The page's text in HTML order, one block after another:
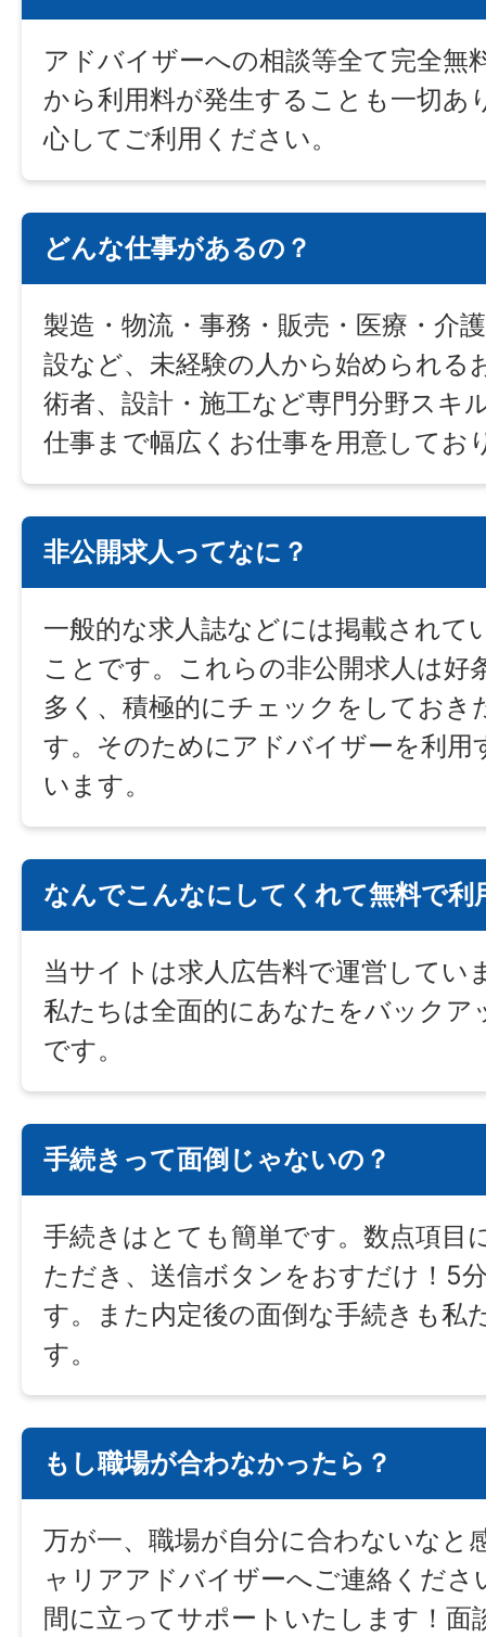
アドバイザーへの相談等全て完全無
から利用料が発生することも一切あ
心してご利用ください。
どんな仕事があるの？
製造・物流・事務・販売・医療・介
設など、未経験の人から始められる
術者、設計・施工など専門分野スキ
仕事まで幅広くお仕事を用意してお
非公開求人ってなに？
一般的な求人誌などには掲載されて
ことです。これらの非公開求人は好
多く、積極的にチェックをしておき
す。そのためにアドバイザーを利用
います。
なんでこんなにしてくれて無料で利
当サイトは求人広告料で運営してい
私たちは全面的にあなたをバックア
です。
手続きって面倒じゃないの？
手続きはとても簡単です。数点項目
ただき、送信ボタンをおすだけ！5
す。また内定後の面倒な手続きも私
す。
もし職場が合わなかったら？
万が一、職場が自分に合わないなと
ャリアアドバイザーへご連絡くださ
間に立ってサポートいたします！面